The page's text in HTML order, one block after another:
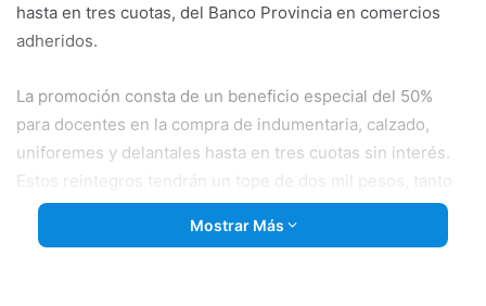
hasta en tres cuotas, del Banco Provincia en comercios
adheridos.
La promoción consta de un beneficio especial del 50%
para docentes en la compra de indumentaria, calzado,
uniforemes y delantales hasta en tres cuotas sin interés.
Estos reintegros tendrán un tope de dos mil pesos, tanto
por cliente como por rubro (“uniformes y delantales” e
“indumentaria y calzado”).
Mostrar Más